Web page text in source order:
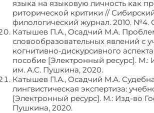
языка на языковую личность как
риторической критики //
филологический журнал. 2010. №4. С.
Катышев П.А., Осадчий М.А.
словообразовательных явлений с
когнитивно-дискурсивного
пособие [Электронный ресурс]. М.:
им. А.С. Пушкина, 2020.
Катышев П.А., Осадчий М.А.
лингвистическая экспертиза:
[Электронный ресурс]. М.: Изд-во
Пушкина, 2020.